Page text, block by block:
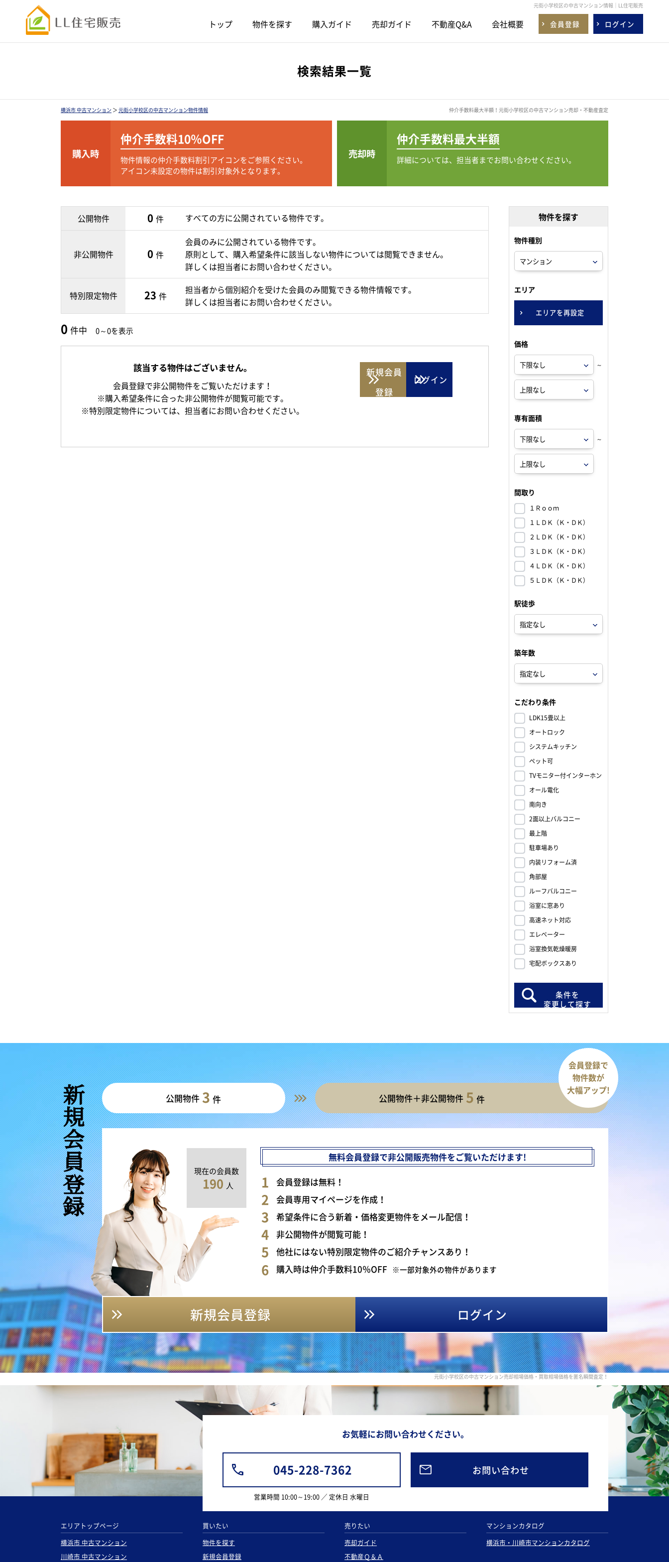
元街小学校区の中古マンション情報｜LL住宅販売
トップ 物件を探す 購入ガイド 売却ガイド 不動産Q&A 会社概要 会員登録 ログイン
検索結果一覧
横浜市 中古マンション ＞ 元街小学校区の中古マンション物件情報 仲介手数料最大半額！元街小学校区の中古マンション売却・不動産査定
購入時
仲介手数料10％OFF
物件情報の仲介手数料割引アイコンをご参照ください。
アイコン未設定の物件は割引対象外となります。
売却時
仲介手数料最大半額
詳細については、担当者までお問い合わせください。
公開物件 0 件 すべての方に公開されている物件です。
非公開物件 0 件
会員のみに公開されている物件です。
原則として、購入希望条件に該当しない物件については閲覧できません。
詳しくは担当者にお問い合わせください。
特別限定物件 23 件
担当者から個別紹介を受けた会員のみ閲覧できる物件情報です。
詳しくは担当者にお問い合わせください。
0 件中 0～0を表示
該当する物件はございません。
会員登録で非公開物件をご覧いただけます！
※購入希望条件に合った非公開物件が閲覧可能です。
※特別限定物件については、担当者にお問い合わせください。
新規会員
登録
ログイン
物件を探す
物件種別
エリア
エリアを再設定
価格
～
専有面積
～
間取り
１Ｒｏｏｍ
１ＬＤＫ（Ｋ・ＤＫ）
２ＬＤＫ（Ｋ・ＤＫ）
３ＬＤＫ（Ｋ・ＤＫ）
４ＬＤＫ（Ｋ・ＤＫ）
５ＬＤＫ（Ｋ・ＤＫ）
駅徒歩
築年数
こだわり条件
LDK15畳以上
オートロック
システムキッチン
ペット可
TVモニター付インターホン
オール電化
南向き
2面以上バルコニー
最上階
駐車場あり
内装リフォーム済
角部屋
ルーフバルコニー
浴室に窓あり
高速ネット対応
エレベーター
浴室換気乾燥暖房
宅配ボックスあり
条件を
変更して探す
新規会員登録 公開物件 3 件 公開物件＋非公開物件 5 件
会員登録で
物件数が
大幅アップ!
現在の会員数
190 人
無料会員登録で非公開販売物件をご覧いただけます!
会員登録は無料！
会員専用マイページを作成！
希望条件に合う新着・価格変更物件をメール配信！
非公開物件が閲覧可能！
他社にはない特別限定物件のご紹介チャンスあり！
購入時は仲介手数料10％OFF ※一部対象外の物件があります
新規会員登録 ログイン
元街小学校区の中古マンション売却相場価格・買取相場価格を匿名瞬間査定！
お気軽にお問い合わせください。
045-228-7362
営業時間 10:00～19:00 ／ 定休日 水曜日
お問い合わせ
エリアトップページ
横浜市 中古マンション
川崎市 中古マンション
買いたい
物件を探す
新規会員登録
売りたい
売却ガイド
不動産Ｑ＆Ａ
マンションカタログ
横浜市・川崎市マンションカタログ